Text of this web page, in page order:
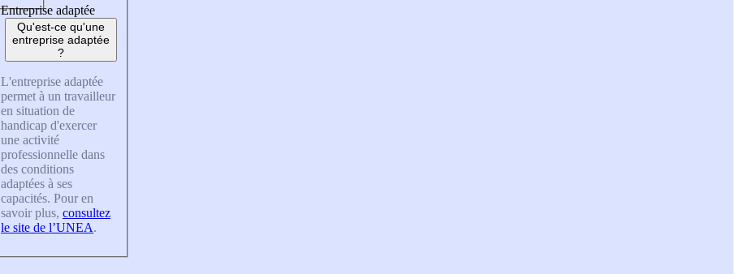
Entreprise adaptée
Qu'est-ce qu'une
entreprise adaptée
?
L'entreprise adaptée
permet à un travailleur
en situation de
handicap d'exercer
une activité
professionnelle dans
des conditions
adaptées à ses
capacités. Pour en
savoir plus, consultez
le site de l’UNEA.